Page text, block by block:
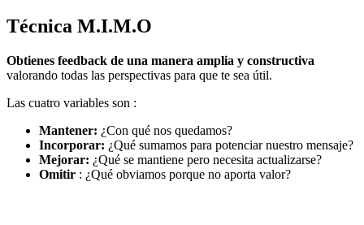
Técnica M.I.M.O
Obtienes feedback de una manera amplia y constructiva
valorando todas las perspectivas para que te sea útil.
Las cuatro variables son :
Mantener: ¿Con qué nos quedamos?
Incorporar: ¿Qué sumamos para potenciar nuestro mensaje?
Mejorar: ¿Qué se mantiene pero necesita actualizarse?
Omitir : ¿Qué obviamos porque no aporta valor?